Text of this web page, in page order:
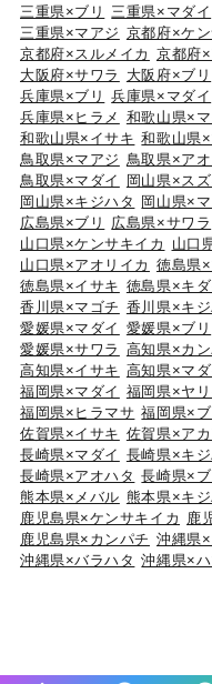
三重県×ブリ
三重県×マダイ
三重県×マアジ 京都府×ケ
京都府×スルメイカ 京都府
大阪府×サワラ
大阪府×ブリ
兵庫県×ブリ
兵庫県×マダイ
兵庫県×ヒラメ 和歌山県×マ
和歌山県×イサキ 和歌山県
鳥取県×マアジ 鳥取県×ア
鳥取県×マダイ
岡山県×ス
岡山県×キジハタ
岡山県×
広島県×ブリ
広島県×サワラ
山口県×ケンサキイカ
山口
山口県×アオリイカ 徳島県×
徳島県×イサキ 徳島県×キダ
香川県×マゴチ 香川県×キジ
愛媛県×マダイ 愛媛県×ブリ
愛媛県×サワラ 高知県×カ
高知県×イサキ 高知県×マダ
福岡県×マダイ 福岡県×ヤリ
福岡県×ヒラマサ 福岡県×ブ
佐賀県×イサキ 佐賀県×ア
長崎県×マダイ 長崎県×キジ
長崎県×アオハタ 長崎県×ブ
熊本県×メバル 熊本県×キジ
鹿児島県×ケンサキイカ
鹿
鹿児島県×カンパチ 沖縄県
沖縄県×バラハタ 沖縄県×